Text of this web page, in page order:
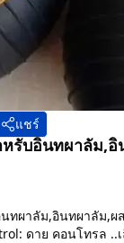
แชร์
รับอินทผาลัม,
ทผาลัม,อินทผาลัม,ผ
ดาย คอนโทรล ..